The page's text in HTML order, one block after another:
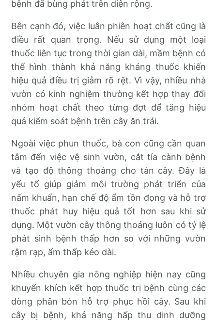
bệnh đã bùng phát trên diện rộng.
Bên cạnh đó, việc luân phiên hoạt chất cũng là
điều rất quan trọng. Nếu sử dụng một loại
thuốc liên tục trong thời gian dài, mầm bệnh có
thể hình thành khả năng kháng thuốc khiến
hiệu quả điều trị giảm rõ rệt. Vì vậy, nhiều nhà
vườn có kinh nghiệm thường kết hợp thay đổi
nhóm hoạt chất theo từng đợt để tăng hiệu
quả kiểm soát bệnh trên cây ăn trái.
Ngoài việc phun thuốc, bà con cũng cần quan
tâm đến việc vệ sinh vườn, cắt tỉa cành bệnh
và tạo độ thông thoáng cho tán cây. Đây là
yếu tố giúp giảm môi trường phát triển của
nấm khuẩn, hạn chế độ ẩm tồn đọng và hỗ trợ
thuốc phát huy hiệu quả tốt hơn sau khi sử
dụng. Một vườn cây thông thoáng luôn có tỷ lệ
phát sinh bệnh thấp hơn so với những vườn
rậm rạp, ẩm thấp kéo dài.
Nhiều chuyên gia nông nghiệp hiện nay cũng
khuyến khích kết hợp thuốc trị bệnh cùng các
dòng phân bón hỗ trợ phục hồi cây. Sau khi
cây bị bệnh, khả năng hấp thu dinh dưỡng